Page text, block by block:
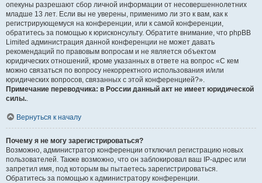
опекуны разрешают сбор личной информации от несовершеннолетних
младше 13 лет. Если вы не уверены, применимо ли это к вам, как к
регистрирующемуся на конференции, или к самой конференции,
обратитесь за помощью к юрисконсульту. Обратите внимание, что phpBB
Limited администрация данной конференции не может давать
рекомендаций по правовым вопросам и не является объектом
юридических отношений, кроме указанных в ответе на вопрос «С кем
можно связаться по вопросу некорректного использования и/или
юридических вопросов, связанных с этой конференцией?».
Примечание переводчика: в России данный акт не имеет юридической
силы..
Вернуться к началу
Почему я не могу зарегистрироваться?
Возможно, администратор конференции отключил регистрацию новых
пользователей. Также возможно, что он заблокировал ваш IP-адрес или
запретил имя, под которым вы пытаетесь зарегистрироваться.
Обратитесь за помощью к администратору конференции.